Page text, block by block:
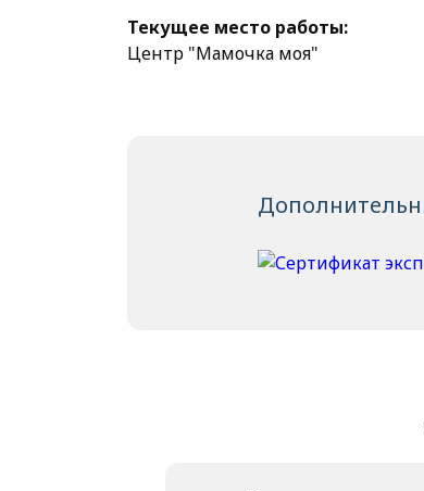
Текущее место работы:
Центр "Мамочка моя"